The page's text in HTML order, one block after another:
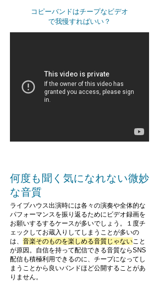
コピーバンドはチープなビデオ
で我慢すればいい？
何度も聞く気になれない微妙
な音質
ライブハウス出演時には各々の演奏や全体的な
パフォーマンスを振り返るためにビデオ録画を
お願いするするケースが多いでしょう。１度チ
ェックしてお蔵入りしてしまうことが多いの
は、 音楽そのものを楽しめる音質じゃないこと
が原因。自信を持って配信できる音質ならSNS
配信も積極利用できるのに、チープになってし
まうことから良いバンドほど公開することがあ
りません。